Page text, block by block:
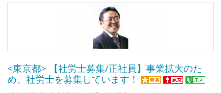
くても構いません
・細かな作業が苦にならない方
・労務関係の専門知識をどんどん習得していきたい方
・労務関係以外に、何か「これができます！」というのを
お持ちの方
※専門分野のことは、私達が丁寧にお教えします。逆に私
達が持っていない何かをお持ちの方は大歓迎です。
<東京都> 【社労士募集/正社員】事業拡大のた
め、社労士を募集しています！